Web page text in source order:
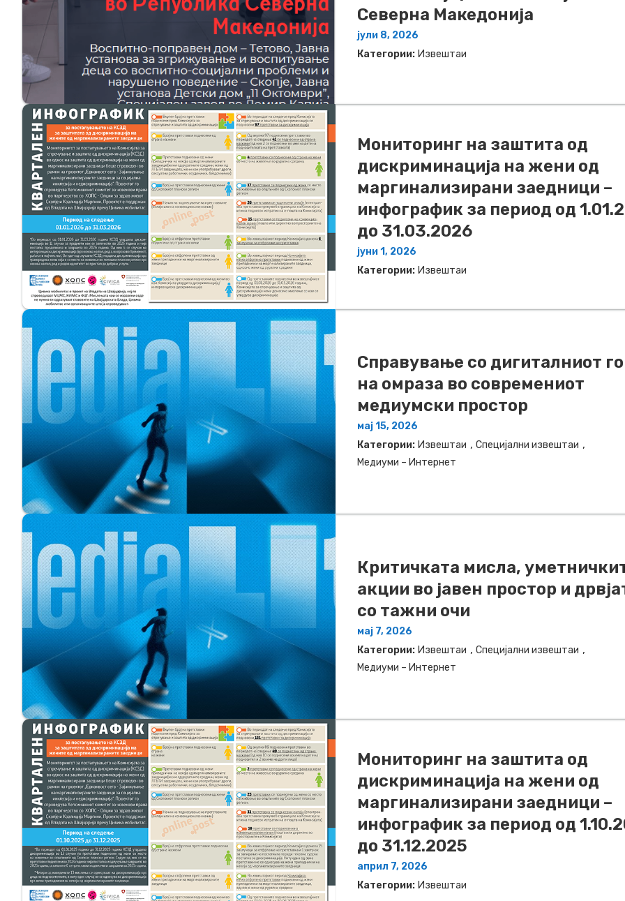
Северна Македонија
јули 8, 2026
Категории: Извештаи
Мониторинг на заштита од
дискриминација на жени од
маргинализирани заедници –
инфографик за период од
до 31.03.2026
јуни 1, 2026
Категории: Извештаи
Справување со дигиталниот
на омраза во современиот
медиумски простор
мај 15, 2026
Категории: Извештаи , Специјални извештаи ,
Медиуми – Интернет
Критичката мисла,
акции во јавен простор и
со тажни очи
мај 7, 2026
Категории: Извештаи , Специјални извештаи ,
Медиуми – Интернет
Мониторинг на заштита од
дискриминација на жени од
маргинализирани заедници –
инфографик за период од
до 31.12.2025
април 7, 2026
Категории: Извештаи